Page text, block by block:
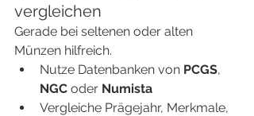
vergleichen
Gerade bei seltenen oder alten
Münzen hilfreich.
Nutze Datenbanken von PCGS,
NGC oder Numista
Vergleiche Prägejahr, Merkmale,